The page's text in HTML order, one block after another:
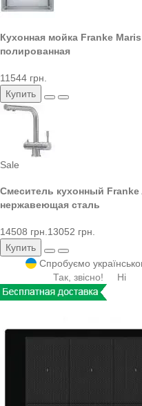
Кухонная мойка Franke
полированная
11544 грн.
Купить
Sale
Смеситель кухонный Franke
нержавеющая сталь
14508 грн. 13052 грн.
Купить
Спробуємо
Так, звісно!
Ні